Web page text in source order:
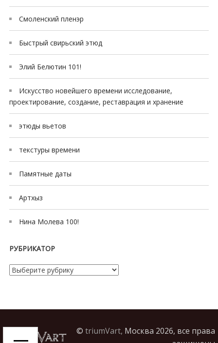
Смоленский пленэр
Быстрый свирьский этюд
Элий Белютин 101!
Искусство новейшего времени исследование,
проектирование, создание, реставрация и хранение
этюды вьетов
текстуры времени
Памятные даты
Артхыз
Нина Молева 100!
РУБРИКАТОР
Рубрикатор
© triumVart, Москва 2026, все права